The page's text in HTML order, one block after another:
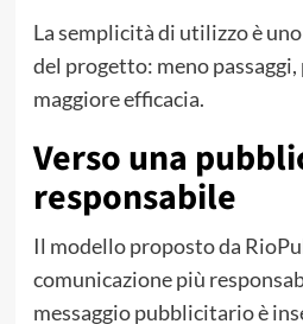
La semplicità di utilizzo è
del progetto: meno passaggi,
maggiore efficacia.
Verso una
responsabile
Il modello proposto da
comunicazione più
messaggio pubblicitario è